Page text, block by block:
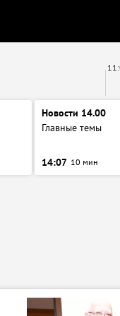
Новости 14.00
Главные темы
14:07 10 мин